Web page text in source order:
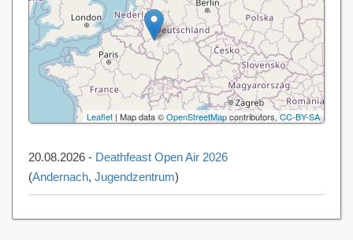
Leaflet | Map data ©OpenStreetMapcontributors, CC-BY-SA
20.08.2026 - Deathfeast Open Air 2026
(Andernach, Jugendzentrum)